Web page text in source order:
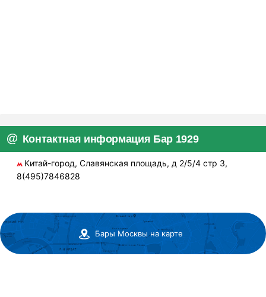
Контактная информация Бар 1929
Китай-город, Славянская площадь, д 2/5/4 стр 3,
8(495)7846828
Бары Москвы на карте